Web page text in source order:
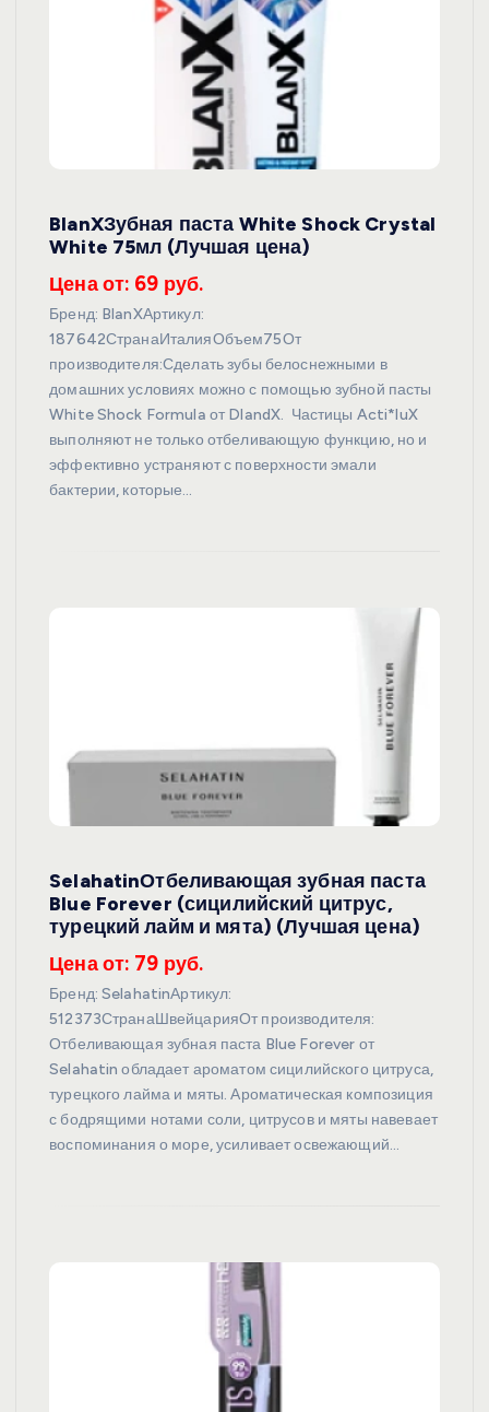
BlanXЗубная паста White Shock Crystal
White 75мл (Лучшая цена)
Цена от: 69 руб.
Бренд: BlanXАртикул:
187642СтранаИталияОбъем75От
производителя:Сделать зубы белоснежными в
домашних условиях можно с помощью зубной пасты
White Shock Formula от DlandX. Частицы Acti*luX
выполняют не только отбеливающую функцию, но и
эффективно устраняют с поверхности эмали
бактерии, которые…
SelahatinОтбеливающая зубная паста
Blue Forever (сицилийский цитрус,
турецкий лайм и мята) (Лучшая цена)
Цена от: 79 руб.
Бренд: SelahatinАртикул:
512373СтранаШвейцарияОт производителя:
Отбеливающая зубная паста Blue Forever от
Selahatin обладает ароматом сицилийского цитруса,
турецкого лайма и мяты. Ароматическая композиция
с бодрящими нотами соли, цитрусов и мяты навевает
воспоминания о море, усиливает освежающий…